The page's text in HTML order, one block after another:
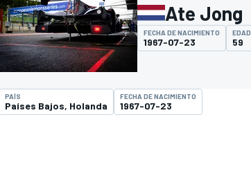
INDYCAR
Ate Jong
FECHA DE NACIMIENTO
1967-07-23
EDAD
59
PAÍS
Países Bajos, Holanda
FECHA DE NACIMIENTO
1967-07-23